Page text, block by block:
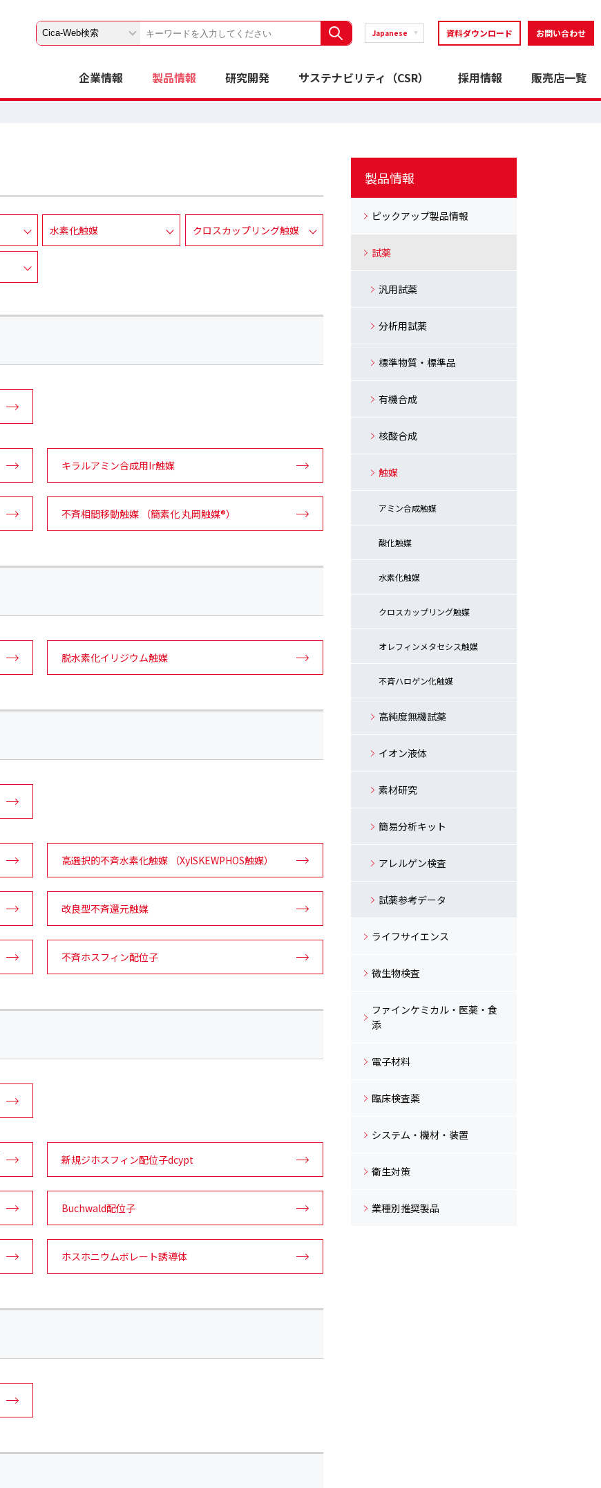
Japanese 資料ダウンロード お問い合わせ
企業情報 製品情報 研究開発 サステナビリティ（CSR） 採用情報 販売店一覧
水素化触媒 クロスカップリング触媒
キラルアミン合成用Ir触媒
不斉相間移動触媒 （簡素化 丸岡触媒®）
脱水素化イリジウム触媒
高選択的不斉水素化触媒 （XylSKEWPHOS触媒）
改良型不斉還元触媒
不斉ホスフィン配位子
新規ジホスフィン配位子dcypt
Buchwald配位子
ホスホニウムボレート誘導体
製品情報
ピックアップ製品情報
試薬
汎用試薬
分析用試薬
標準物質・標準品
有機合成
核酸合成
触媒
アミン合成触媒
酸化触媒
水素化触媒
クロスカップリング触媒
オレフィンメタセシス触媒
不斉ハロゲン化触媒
高純度無機試薬
イオン液体
素材研究
簡易分析キット
アレルゲン検査
試薬参考データ
ライフサイエンス
微生物検査
ファインケミカル・医薬・食
添
電子材料
臨床検査薬
システム・機材・装置
衛生対策
業種別推奨製品